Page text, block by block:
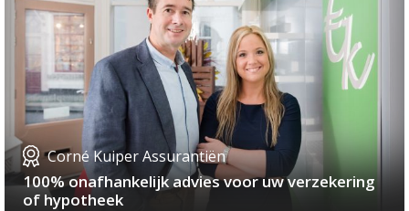
Corné Kuiper Assurantiën
100% onafhankelijk advies voor uw verzekering
of hypotheek